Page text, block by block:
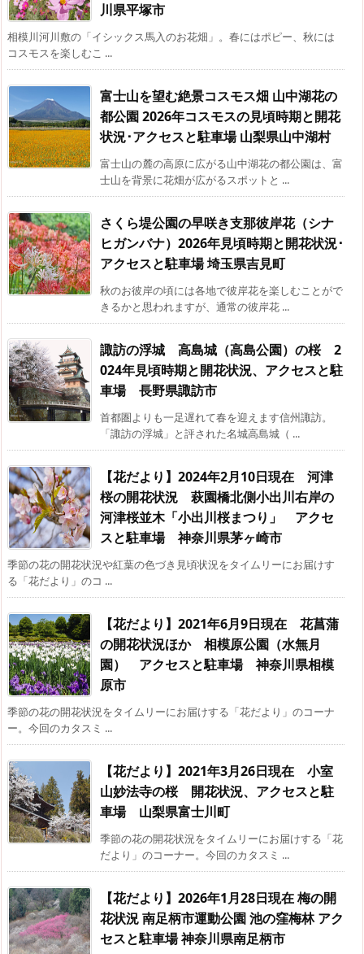
川県平塚市
相模川河川敷の「イシックス馬入のお花畑」。春にはポピー、秋には
コスモスを楽しむこ ...
富士山を望む絶景コスモス畑 山中湖花の
都公園 2026年コスモスの見頃時期と開花
状況･アクセスと駐車場 山梨県山中湖村
富士山の麓の高原に広がる山中湖花の都公園は、富
士山を背景に花畑が広がるスポットと ...
さくら堤公園の早咲き支那彼岸花（シナ
ヒガンバナ）2026年見頃時期と開花状況･
アクセスと駐車場 埼玉県吉見町
秋のお彼岸の頃には各地で彼岸花を楽しむことがで
きるかと思われますが、通常の彼岸花 ...
諏訪の浮城 高島城（高島公園）の桜 2
024年見頃時期と開花状況、アクセスと駐
車場 長野県諏訪市
首都圏よりも一足遅れて春を迎えます信州諏訪。
「諏訪の浮城」と評された名城高島城（ ...
【花だより】2024年2月10日現在 河津
桜の開花状況 萩園橋北側小出川右岸の
河津桜並木「小出川桜まつり」 アクセ
スと駐車場 神奈川県茅ヶ崎市
季節の花の開花状況や紅葉の色づき見頃状況をタイムリーにお届けす
る「花だより」のコ ...
【花だより】2021年6月9日現在 花菖蒲
の開花状況ほか 相模原公園（水無月
園） アクセスと駐車場 神奈川県相模
原市
季節の花の開花状況をタイムリーにお届けする「花だより」のコーナ
ー。今回のカタスミ ...
【花だより】2021年3月26日現在 小室
山妙法寺の桜 開花状況、アクセスと駐
車場 山梨県富士川町
季節の花の開花状況をタイムリーにお届けする「花
だより」のコーナー。今回のカタスミ ...
【花だより】2026年1月28日現在 梅の開
花状況 南足柄市運動公園 池の窪梅林 アク
セスと駐車場 神奈川県南足柄市